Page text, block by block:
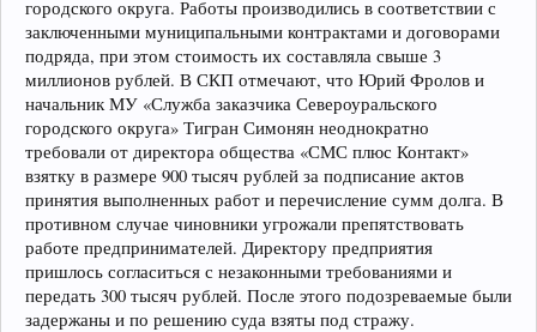
городского округа. Работы производились в соответствии с
заключенными муниципальными контрактами и договорами
подряда, при этом стоимость их составляла свыше 3
миллионов рублей. В СКП отмечают, что Юрий Фролов и
начальник МУ «Служба заказчика Североуральского
городского округа» Тигран Симонян неоднократно
требовали от директора общества «СМС плюс Контакт»
взятку в размере 900 тысяч рублей за подписание актов
принятия выполненных работ и перечисление сумм долга. В
противном случае чиновники угрожали препятствовать
работе предпринимателей. Директору предприятия
пришлось согласиться с незаконными требованиями и
передать 300 тысяч рублей. После этого подозреваемые были
задержаны и по решению суда взяты под стражу.